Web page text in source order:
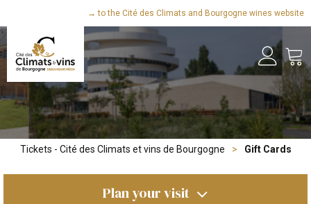
→ to the Cité des Climats and Bourgogne wines website
Tickets - Cité des Climats et vins de Bourgogne > Gift Cards
Plan your visit